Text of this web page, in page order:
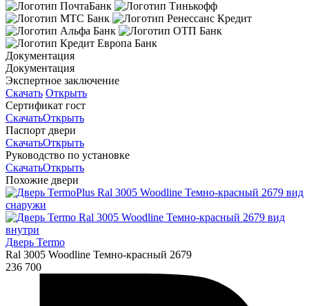
Документация
Документация
Экспертное заключение
Скачать Открыть
Сертификат гост
СкачатьОткрыть
Паспорт двери
СкачатьОткрыть
Руководство по установке
СкачатьОткрыть
Похожие двери
Дверь Termo
Ral 3005 Woodline Темно-красный 2679
236 700